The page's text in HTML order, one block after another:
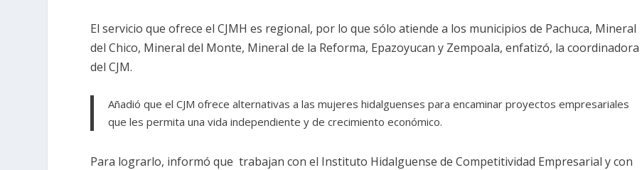
El servicio que ofrece el CJMH es regional, por lo que sólo atiende a los municipios de Pachuca, Mineral
del Chico, Mineral del Monte, Mineral de la Reforma, Epazoyucan y Zempoala, enfatizó, la coordinadora
del CJM.
Añadió que el CJM ofrece alternativas a las mujeres hidalguenses para encaminar proyectos empresariales
que les permita una vida independiente y de crecimiento económico.
Para lograrlo, informó que trabajan con el Instituto Hidalguense de Competitividad Empresarial y con